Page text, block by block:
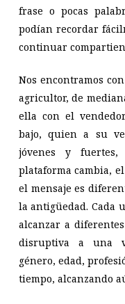
frase o pocas
podían recordar
continuar
Nos encontramos
agricultor, de
ella con el
bajo, quien a su
jóvenes y
plataforma cambia,
el mensaje es
la antigüedad. Cada
alcanzar a
disruptiva a una
género, edad,
tiempo, alcanzando